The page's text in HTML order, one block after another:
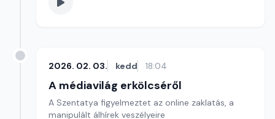
2026. 02. 03. kedd 18:04
A médiavilág erkölcséről
A Szentatya figyelmeztet az online zaklatás, a
manipulált álhírek veszélyeire